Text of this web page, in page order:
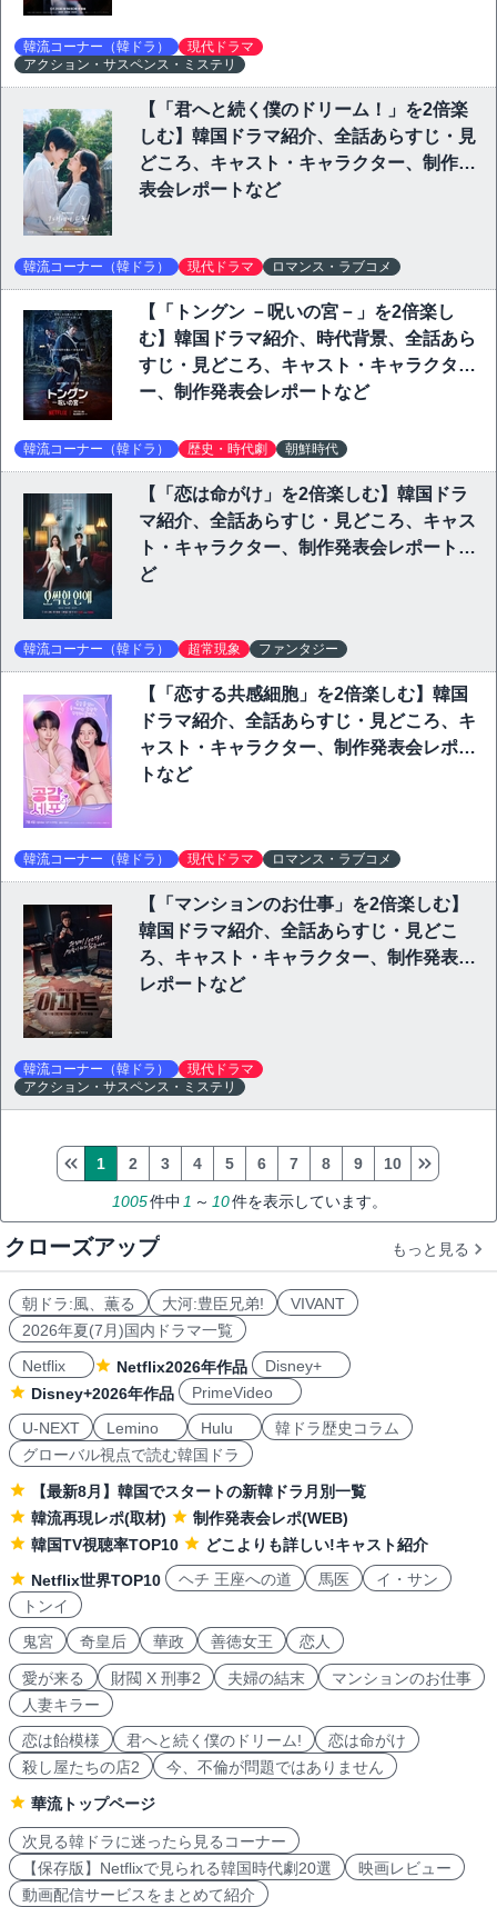
韓流コーナー（韓ドラ）
現代ドラマ
アクション・サスペンス・ミステリ
【「君へと続く僕のドリーム！」を2倍楽
しむ】韓国ドラマ紹介、全話あらすじ・見
どころ、キャスト・キャラクター、制作発
表会レポートなど
韓流コーナー（韓ドラ） 現代ドラマ ロマンス・ラブコメ
【「トングン －呪いの宮－」を2倍楽し
む】韓国ドラマ紹介、時代背景、全話あら
すじ・見どころ、キャスト・キャラクタ
ー、制作発表会レポートなど
韓流コーナー（韓ドラ） 歴史・時代劇 朝鮮時代
【「恋は命がけ」を2倍楽しむ】韓国ドラ
マ紹介、全話あらすじ・見どころ、キャス
ト・キャラクター、制作発表会レポートな
ど
韓流コーナー（韓ドラ） 超常現象 ファンタジー
【「恋する共感細胞」を2倍楽しむ】韓国
ドラマ紹介、全話あらすじ・見どころ、キ
ャスト・キャラクター、制作発表会レポー
トなど
韓流コーナー（韓ドラ） 現代ドラマ ロマンス・ラブコメ
【「マンションのお仕事」を2倍楽しむ】
韓国ドラマ紹介、全話あらすじ・見どこ
ろ、キャスト・キャラクター、制作発表会
レポートなど
韓流コーナー（韓ドラ）
現代ドラマ
アクション・サスペンス・ミステリ
1005件中 1 ～ 10件を表示しています。
1 2 3 4 5 6 7 8 9 10
クローズアップ もっと見る
朝ドラ:風、薫る 大河:豊臣兄弟!
VIVANT
2026年夏(7月)国内ドラマ一覧
Netflix
Netflix2026年作品
Disney+
Disney+2026年作品
PrimeVideo
U-NEXT
Lemino Hulu
韓ドラ歴史コラム
グローバル視点で読む韓国ドラ
【最新8月】韓国でスタートの新韓ドラ月別一覧
韓流再現レポ(取材)
制作発表会レポ(WEB)
韓国TV視聴率TOP10
どこよりも詳しい!キャスト紹介
Netflix世界TOP10
ヘチ 王座への道 馬医
イ・サン
トンイ
鬼宮
奇皇后 華政 善徳女王 恋人
愛が来る 財閥 X 刑事2 夫婦の結末
マンションのお仕事
人妻キラー
恋は飴模様
君へと続く僕のドリーム!
恋は命がけ
殺し屋たちの店2
今、不倫が問題ではありません
華流トップページ
次見る韓ドラに迷ったら見るコーナー
【保存版】Netflixで見られる韓国時代劇20選
映画レビュー
動画配信サービスをまとめて紹介